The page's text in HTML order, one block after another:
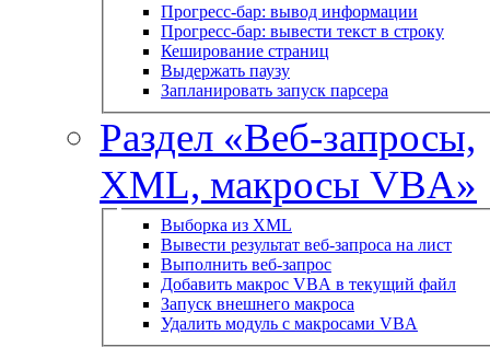
Прогресс-бар: вывод информации
Прогресс-бар: вывести текст в строку
Кеширование страниц
Выдержать паузу
Запланировать запуск парсера
Раздел «Веб-запросы,
XML, макросы VBA»
Выборка из XML
Вывести результат веб-запроса на лист
Выполнить веб-запрос
Добавить макрос VBA в текущий файл
Запуск внешнего макроса
Удалить модуль с макросами VBA